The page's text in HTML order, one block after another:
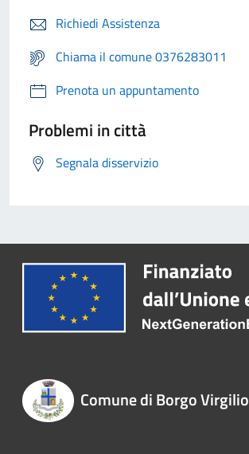
Richiedi Assistenza
Chiama il comune 0376283011
Prenota un appuntamento
Problemi in città
Segnala disservizio
Comune di Borgo Virgilio